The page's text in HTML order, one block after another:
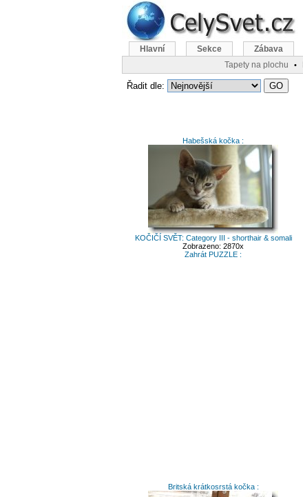
Řadit dle:
Habešská kočka :
KOČIČÍ SVĚT: Category III - shorthair & somali
Zobrazeno: 2870x
Zahrát PUZZLE :
Britská krátkosrstá kočka :
Hlavní Sekce Zábava
Tapety na plochu
•